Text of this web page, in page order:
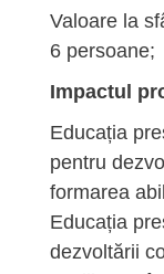
Valoare la
6 persoane;
Impactul
Educația
pentru
formarea
Educația
dezvoltării